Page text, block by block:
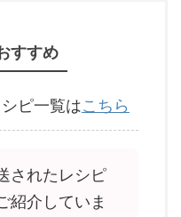
すすめ
ピ一覧はこちら
されたレシピ
紹介していま